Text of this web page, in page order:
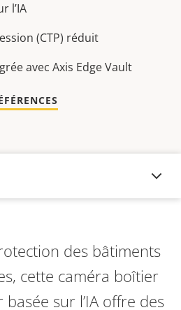
l’IA
(CTP) réduit
avec Axis Edge Vault
des bâtiments
cette caméra boîtier
sur l’IA offre des